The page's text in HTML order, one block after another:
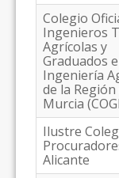
Colegio
Ingenieros
Agrícolas y
Graduados
Ingeniería
de la Región
Murcia
Ilustre
Alicante